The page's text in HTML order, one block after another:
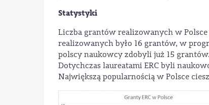
Statystyki
Liczba grantów realizowanych w
realizowanych było 16 grantów, w
polscy naukowcy zdobyli już 15
Dotychczas laureatami ERC byli
Największą popularnością w Polsce